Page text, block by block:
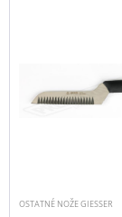
OSTATNÉ NOŽE GIESSER